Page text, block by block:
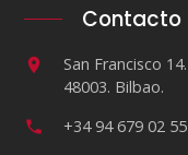
Contacto
San Francisco 14.
48003. Bilbao.
+34 94 679 02 55